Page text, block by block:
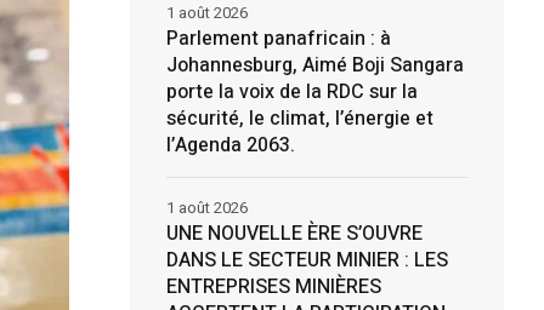
Parlement panafricain : à
Johannesburg, Aimé Boji Sangara
porte la voix de la RDC sur la
sécurité, le climat, l’énergie et
l’Agenda 2063.
1 août 2026
UNE NOUVELLE ÈRE S’OUVRE
DANS LE SECTEUR MINIER : LES
ENTREPRISES MINIÈRES
1 août 2026